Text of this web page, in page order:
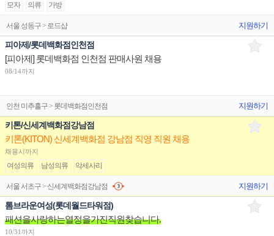
모자 의류 가방
서울 성동구 > 로드샵 지원하기
피아제/롯데백화점인천점
[피아제] 롯데백화점 인천점 판매사원 채용
08/14까지
인천 미추홀구 > 롯데백화점인천점 지원하기
키톤/신세계백화점강남점
키톤(KITON) 신세계백화점 강남점 직영 직원 채용
채용시까지
여성의류 남성의류 악세사리
서울 서초구 > 신세계백화점강남점 지원하기
톰브라운여성(롯데월드타워점)
패션을사랑하는열정을가진직원찾습니다.
10/31까지